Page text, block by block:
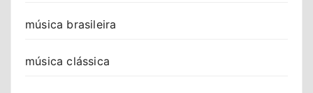
música brasileira
música clássica